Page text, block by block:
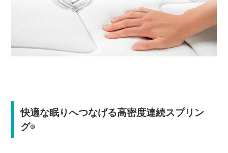
快適な眠りへつなげる高密度連続スプリン
グ®